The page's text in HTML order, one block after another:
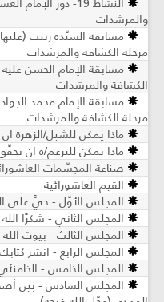
والمرشدات
مسابقة السيّدة زينب
مرحلة الكشافة والمرشدات
مسابقة الإمام الحسن
الكشافة والمرشدات
مسابقة الإمام محمد
مرحلة الكشافة والمرشدات
ماذا يمكن للشبل/الزهرة
ماذا يمكن للبرعم/ة ان
صناعة المجسّمات
القيم العاشورائية
المجلس الأوّل - حيَّ على
المجلس الثاني - شكرًا
المجلس الثالث - بيوت
المجلس الرابع - انشر
المجلس الخامس -
المجلس السادس - بين